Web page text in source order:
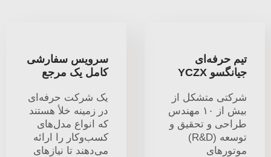
تیم حرفه‌ای
جیانگسو YCZX
شرکتی متشکل از
بیش از ۱۰ مهندس
طراحی و تحقیق و
توسعه (R&D)
موتورهای
سرویس سفارشی
کامل یک مرجع
یک شرکت حرفه‌ای
در زمینه خلأ هستند
که انواع مدل‌های
کسب‌وکار را ارائه
می‌دهند تا نیازهای